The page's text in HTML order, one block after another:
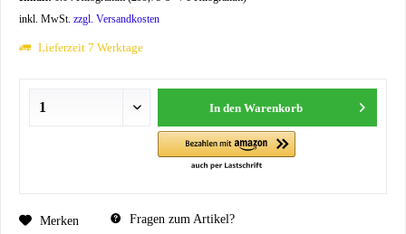
inkl. MwSt. zzgl. Versandkosten
Lieferzeit 7 Werktage
In den Warenkorb
Merken Fragen zum Artikel?